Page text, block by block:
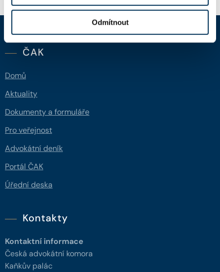
Odmítnout
ČAK
Domů
Aktuality
Dokumenty a formuláře
Pro veřejnost
Advokátní deník
Portál ČAK
Úřední deska
Kontakty
Kontaktní informace
Česká advokátní komora
Kaňkův palác